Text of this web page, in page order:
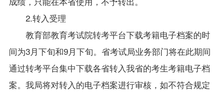
2.转入受理
教育部教育考试院转考平台下载考籍电子档案的时
间为3月下旬和9月下旬。省考试局业务部门将在此期间
通过转考平台集中下载各省转入我省的考生考籍电子档
案。我局将对转入的电子档案进行审核，如不符合规定